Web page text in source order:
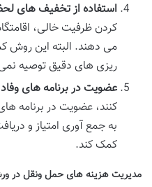
استفاده از تخفیف های
کردن ظرفیت خالی،
می دهند. البته این روش
ریزی های دقیق توصیه
عضویت در برنامه های
کنند، عضویت در برنامه
به جمع آوری امتیاز و
کمک کند.
مدیریت هزینه های حمل ونقل در